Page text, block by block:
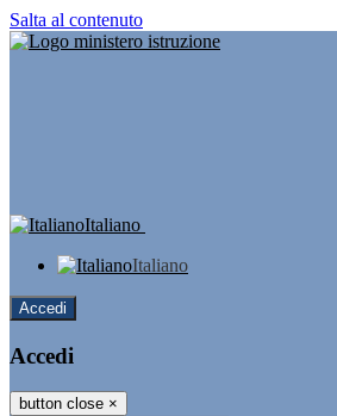
Salta al contenuto
Italiano
Italiano
Accedi
Accedi
button close ×